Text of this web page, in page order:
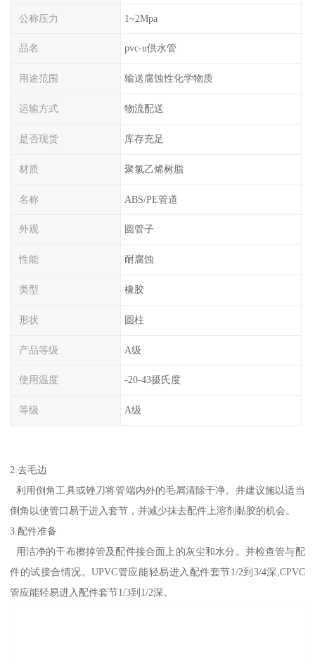
公称压力 1~2Mpa
品名 pvc-u供水管
用途范围 输送腐蚀性化学物质
运输方式 物流配送
是否现货 库存充足
材质 聚氯乙烯树脂
名称 ABS/PE管道
外观 圆管子
性能 耐腐蚀
类型 橡胶
形状 圆柱
产品等级 A级
使用温度 -20-43摄氏度
等级 A级
2.去毛边
利用倒角工具或锉刀将管端内外的毛屑清除干净。并建议施以适当
倒角以使管口易于进入套节，并减少抹去配件上溶剂黏胶的机会。
3.配件准备
用洁净的干布擦掉管及配件接合面上的灰尘和水分。并检查管与配
件的试接合情况。UPVC管应能轻易进入配件套节1/2到3/4深,CPVC
管应能轻易进入配件套节1/3到1/2深。